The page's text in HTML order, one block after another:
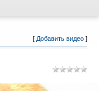
[ Добавить видео]